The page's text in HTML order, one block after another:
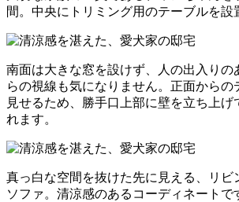
間。中央にトリミング用のテーブルを設
南面は大きな窓を設けず、人の出入りの
らの視線も気になりません。正面からの
見せるため、勝手口上部に壁を立ち上げ
れます。
真っ白な空間を抜けた先に見える、リビ
ソファ。清涼感のあるコーディネートで